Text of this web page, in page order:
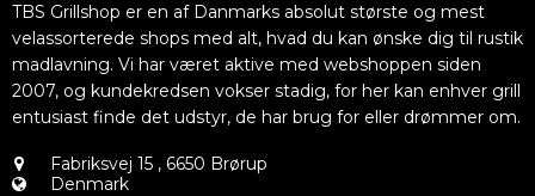
TBS Grillshop er en af Danmarks absolut største og mest
velassorterede shops med alt, hvad du kan ønske dig til rustik
madlavning. Vi har været aktive med webshoppen siden
2007, og kundekredsen vokser stadig, for her kan enhver grill
entusiast finde det udstyr, de har brug for eller drømmer om.
Fabriksvej 15 , 6650 Brørup
Denmark